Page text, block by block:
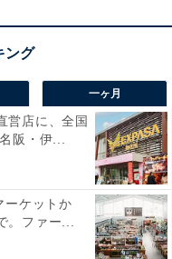
一ヶ月
営店に、全国
阪・伊...
ーケットか
。ファー...